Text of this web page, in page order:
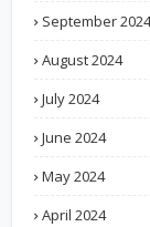
September 2024
August 2024
July 2024
June 2024
May 2024
April 2024